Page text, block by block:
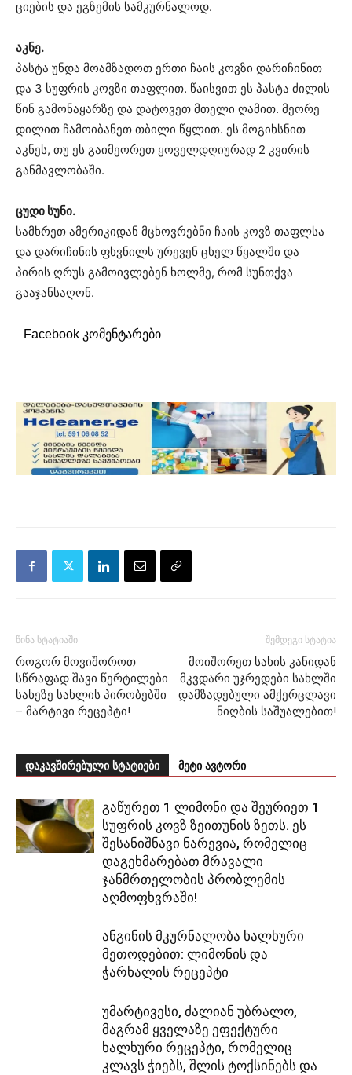
ციების და ეგზემის სამკურნალოდ.
აკნე.
პასტა უნდა მოამზადოთ ერთი ჩაის კოვზი დარიჩინით
და 3 სუფრის კოვზი თაფლით. წაისვით ეს პასტა ძილის
წინ გამონაყარზე და დატოვეთ მთელი ღამით. მეორე
დილით ჩამოიბანეთ თბილი წყლით. ეს მოგიხსნით
აკნეს, თუ ეს გაიმეორეთ ყოველდღიურად 2 კვირის
განმავლობაში.
ცუდი სუნი.
სამხრეთ ამერიკიდან მცხოვრებნი ჩაის კოვზ თაფლსა
და დარიჩინის ფხვნილს ურევენ ცხელ წყალში და
პირის ღრუს გამოივლებენ ხოლმე, რომ სუნთქვა
გააჯანსაღონ.
Facebook კომენტარები
წინა სტატიაში
როგორ მოვიშოროთ
სწრაფად შავი წერტილები
სახეზე სახლის პირობებში
– მარტივი რეცეპტი!
შემდეგი სტატია
მოიშორეთ სახის კანიდან
მკვდარი უჯრედები სახლში
დამზადებული ამქერცლავი
ნიღბის საშუალებით!
დაკავშირებული სტატიები მეტი ავტორი
გაწურეთ 1 ლიმონი და შეურიეთ 1
სუფრის კოვზ ზეითუნის ზეთს. ეს
შესანიშნავი ნარევია, რომელიც
დაგეხმარებათ მრავალი
ჯანმრთელობის პრობლემის
აღმოფხვრაში!
ანგინის მკურნალობა ხალხური
მეთოდებით: ლიმონის და
ჭარხალის რეცეპტი
უმარტივესი, ძალიან უბრალო,
მაგრამ ყველაზე ეფექტური
ხალხური რეცეპტი, რომელიც
კლავს ჭიებს, შლის ტოქსინებს და